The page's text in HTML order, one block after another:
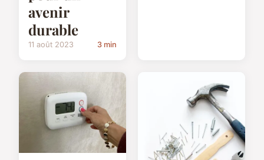
avenir
durable
11 août 2023 3 min